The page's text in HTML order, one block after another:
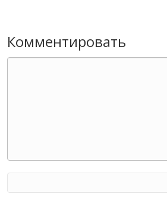
Комментировать